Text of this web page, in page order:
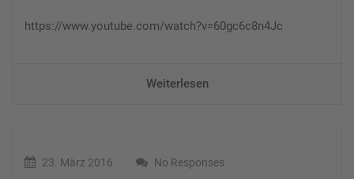
https://www.youtube.com/watch?v=60gc6c8n4Jc
Weiterlesen
23. März 2016 No Responses